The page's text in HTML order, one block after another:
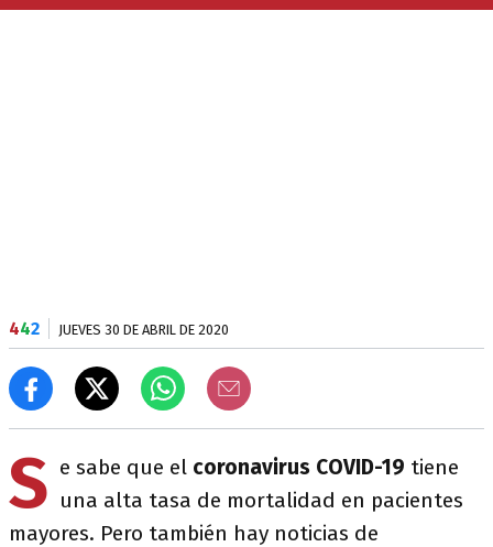
442 JUEVES 30 DE ABRIL DE 2020
S e sabe que el coronavirus COVID-19 tiene
una alta tasa de mortalidad en pacientes
mayores. Pero también hay noticias de